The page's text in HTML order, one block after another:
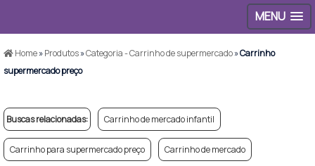
MENU
Home»Produtos»Categoria - Carrinho de supermercado»Carrinho
supermercado preço
Buscas relacionadas: Carrinho de mercado infantil
Carrinho para supermercado preço Carrinho de mercado